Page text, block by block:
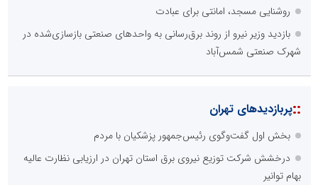
روشنایی مسجد، امانتی برای عبادت
بازدید وزیر نیرو از روند برق‌رسانی به واحدهای صنعتی بازسازی‌شده در
شهرک صنعتی شمس‌آباد
::پربازدیدهای تهران
بخش اول گفت‌وگوی رئیس‌جمهور پزشکیان با مردم
درخشش شرکت توزیع نیروی برق استان تهران در ارزیابی نظارت عالیه
بهام توانیر